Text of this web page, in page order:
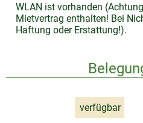
WLAN ist vorhanden
Mietvertrag enthalten! Bei
Haftung oder Erstattung!).
verfügbar